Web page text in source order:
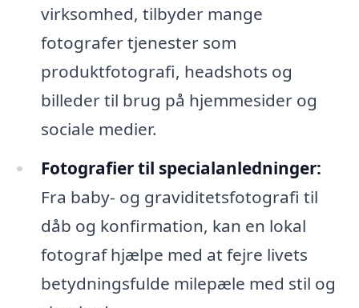
virksomhed, tilbyder mange
fotografer tjenester som
produktfotografi, headshots og
billeder til brug på hjemmesider og
sociale medier.
Fotografier til specialanledninger:
Fra baby- og graviditetsfotografi til
dåb og konfirmation, kan en lokal
fotograf hjælpe med at fejre livets
betydningsfulde milepæle med stil og